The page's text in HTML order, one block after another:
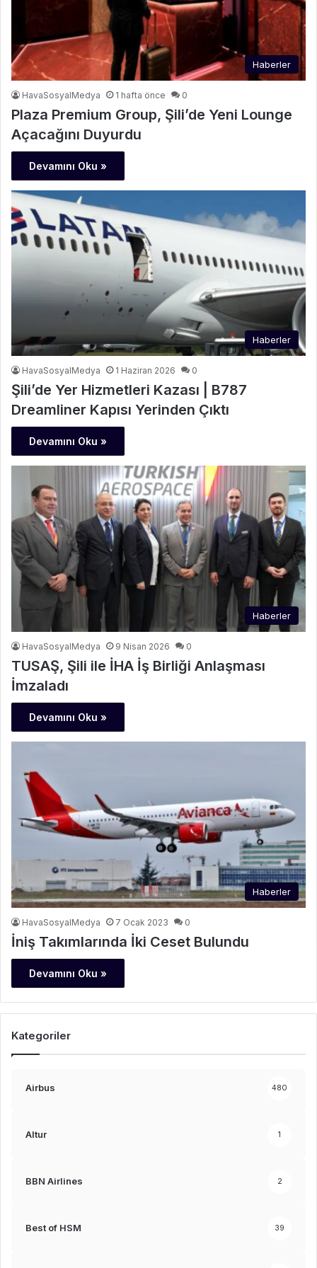
Haberler
HavaSosyalMedya 1 hafta önce 0
Plaza Premium Group, Şili’de Yeni Lounge
Açacağını Duyurdu
Devamını Oku »
Haberler
HavaSosyalMedya 1 Haziran 2026 0
Şili’de Yer Hizmetleri Kazası | B787
Dreamliner Kapısı Yerinden Çıktı
Devamını Oku »
Haberler
HavaSosyalMedya 9 Nisan 2026 0
TUSAŞ, Şili ile İHA İş Birliği Anlaşması
İmzaladı
Devamını Oku »
Haberler
HavaSosyalMedya 7 Ocak 2023 0
İniş Takımlarında İki Ceset Bulundu
Devamını Oku »
Kategoriler
Airbus 480
Altur 1
BBN Airlines 2
Best of HSM 39